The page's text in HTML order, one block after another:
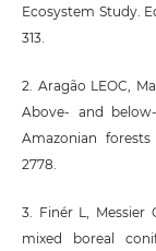
Ecosystem Study.
313.
2. Aragão LEOC,
Above- and
Amazonian
2778.
3. Finér L, Messier
mixed boreal